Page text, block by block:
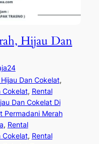
Hijau Dan
Dan Cokelat
Cokelat, Rental
Dan Cokelat Di
Permadani Merah
, Rental
Cokelat, Rental